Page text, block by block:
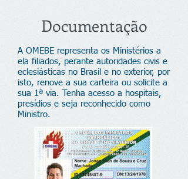
Documentação
A OMEBE representa os Ministérios a
ela filiados, perante autoridades civis e
eclesiásticas no Brasil e no exterior, por
isto, renove a sua carteira ou solicite a
sua 1ª via. Tenha acesso a hospitais,
presídios e seja reconhecido como
Ministro.